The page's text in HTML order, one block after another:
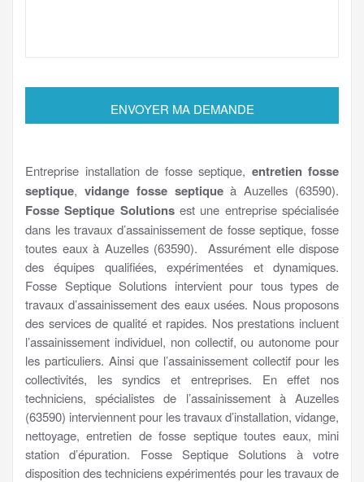
Entreprise installation de fosse septique, entretien fosse
septique, vidange fosse septiqueà Auzelles (63590).
Fosse Septique Solutionsest une entreprise spécialisée
dans les travaux d’assainissement de fosse septique, fosse
toutes eaux à Auzelles (63590). Assurément elle dispose
des équipes qualifiées, expérimentées et dynamiques.
Fosse Septique Solutions intervient pour tous types de
travaux d’assainissement des eaux usées. Nous proposons
des services de qualité et rapides. Nos prestations incluent
l’assainissement individuel, non collectif, ou autonome pour
les particuliers. Ainsi que l’assainissement collectif pour les
collectivités, les syndics et entreprises. En effet nos
techniciens, spécialistes de l’assainissement à Auzelles
(63590) interviennent pour les travaux d’installation, vidange,
nettoyage, entretien de fosse septique toutes eaux, mini
station d’épuration. Fosse Septique Solutions à votre
disposition des techniciens expérimentés pour les travaux de